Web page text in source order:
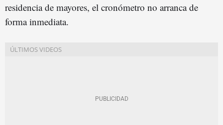
residencia de mayores, el cronómetro no arranca de
forma inmediata.